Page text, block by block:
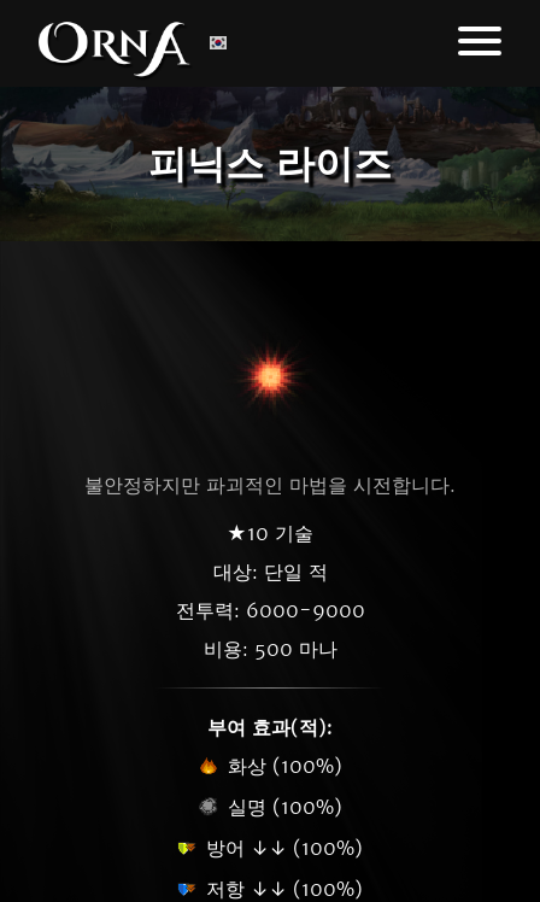
피닉스 라이즈
불안정하지만 파괴적인 마법을 시전합니다.
★10 기술
대상: 단일 적
전투력: 6000-9000
비용: 500 마나
부여 효과(적):
화상 (100%)
실명 (100%)
방어 ↓↓ (100%)
저항 ↓↓ (100%)